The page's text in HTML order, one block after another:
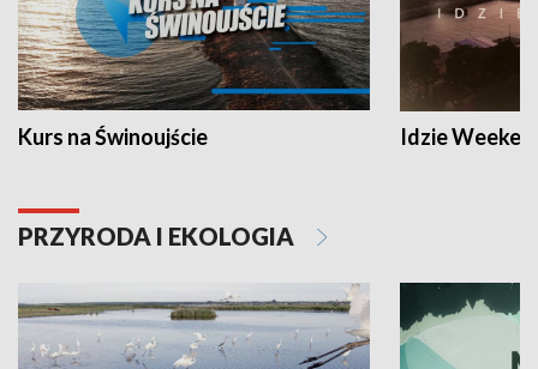
Kurs na Świnoujście Idzie
PRZYRODA I EKOLOGIA